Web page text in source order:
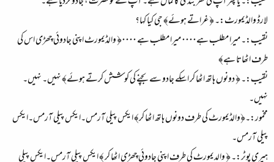
لارڈ والڈیمورٹ:۔ ﴿ غراتے ہوئے﴾ جی کیا کہا؟
نقیب:۔ میرا مطلب ہے۰۰۰۰ میرا مطلب ہے ۰۰۰۰﴿ والڈیمورٹ اپنی جادوئی چھڑی اس کی
طرف اٹھاتا ہے﴾
نقیب:۔ ﴿ دونوں ہاتھ اٹھا کر اسکے جادو سے بچنے کی کوشش کرتے ہوئے﴾ نہیں۔ نہیں۔
نہیں۔
مخمور:۔﴿والڈیمورٹ کی طرف دونوں ہاتھ اٹھا کر﴾ ایکس پیلی آرمس۔ایکس پیلی آرمس۔ایکس
پیلی آرمس۔
ہیری پوٹر:۔ ﴿ والدیمورٹ کی طرف اپنی جادوئی چھڑی اٹھا کر ﴾ ایکس پیلی آرمس۔ایکس پیلی